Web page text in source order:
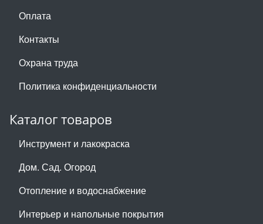
Оплата
Контакты
Охрана труда
Политика конфиденциальности
Каталог товаров
Инструмент и лакокраска
Дом. Сад. Огород
Отопление и водоснабжение
Интерьер и напольные покрытия